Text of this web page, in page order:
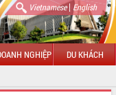
Vietnamese| English
NGHIỆP DU KHÁCH